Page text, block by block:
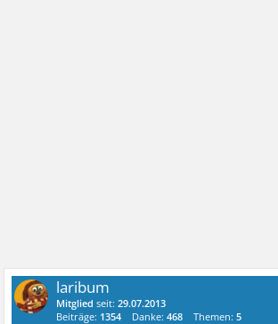
laribum
Mitglied seit:29.07.2013
Beiträge: 1354 Danke:468 Themen:5